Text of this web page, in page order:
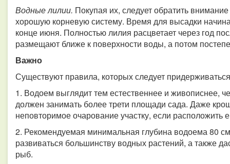
Водные лилии. Покупая их, следует обратить
хорошую корневую систему. Время для высадки
конце июня. Полностью лилия расцветает через год
размещают ближе к поверхности воды, а потом
Важно
Существуют правила, которых следует
1. Водоем выглядит тем естественнее и живописнее,
должен занимать более трети площади сада. Даже
неповторимое очарование участку, если расположить
2. Рекомендуемая минимальная глубина водоема 80
развиваться большинству водных растений, а также
рыб.